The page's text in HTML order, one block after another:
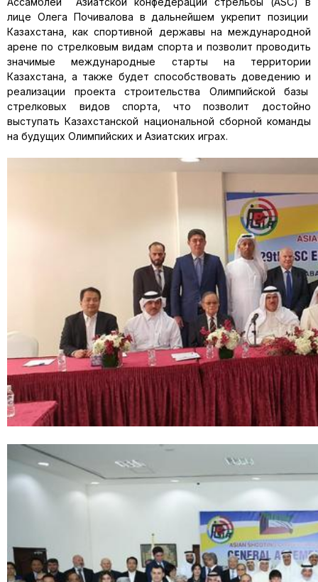
лице Олега Почивалова в дальнейшем укрепит позиции
Казахстана, как спортивной державы на международной
арене по стрелковым видам спорта и позволит проводить
значимые международные старты на территории
Казахстана, а также будет способствовать доведению и
реализации проекта строительства Олимпийской базы
стрелковых видов спорта, что позволит достойно
выступать Казахстанской национальной сборной команды
на будущих Олимпийских и Азиатских играх.